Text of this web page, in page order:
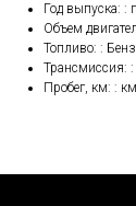
Год выпуска: :
Объем
Топливо: :
Трансмиссия: :
Пробег, км: :